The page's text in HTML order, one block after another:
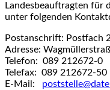
Landesbeauftragten für
unter folgenden
Postanschrift: Postfach
Adresse:
Telefon: 089 212672-0
Telefax: 089 212672-50
E-Mail: